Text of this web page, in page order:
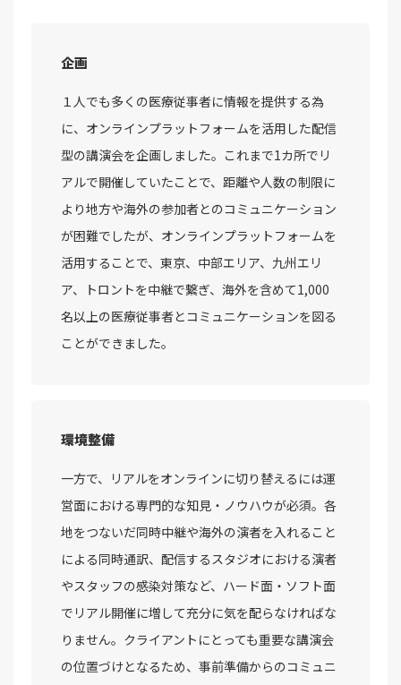
企画
１人でも多くの医療従事者に情報を提供する為
に、オンラインプラットフォームを活用した配信
型の講演会を企画しました。これまで1カ所でリ
アルで開催していたことで、距離や人数の制限に
より地方や海外の参加者とのコミュニケーション
が困難でしたが、オンラインプラットフォームを
活用することで、東京、中部エリア、九州エリ
ア、トロントを中継で繋ぎ、海外を含めて1,000
名以上の医療従事者とコミュニケーションを図る
ことができました。
環境整備
一方で、リアルをオンラインに切り替えるには運
営面における専門的な知見・ノウハウが必須。各
地をつないだ同時中継や海外の演者を入れること
による同時通訳、配信するスタジオにおける演者
やスタッフの感染対策など、ハード面・ソフト面
でリアル開催に増して充分に気を配らなければな
りません。クライアントにとっても重要な講演会
の位置づけとなるため、事前準備からのコミュニ